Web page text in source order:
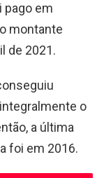
pago em
montante
de 2021.
o
a última
foi em 2016.